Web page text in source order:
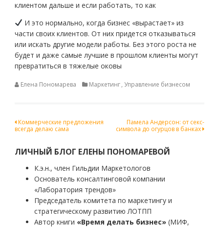
клиентом дальше и если работать, то как
И это нормально, когда бизнес «вырастает» из
части своих клиентов. От них придется отказываться
или искать другие модели работы. Без этого роста не
будет и даже самые лучшие в прошлом клиенты могут
превратиться в тяжелые оковы
Елена Пономарева Маркетинг, Управление бизнесом
Навигация
записям
Коммерческие предложения
всегда делаю сама
Памела Андерсон: от секс-
символа до огурцов в банках
ЛИЧНЫЙ БЛОГ ЕЛЕНЫ ПОНОМАРЕВОЙ
К.э.н., член Гильдии Маркетологов
Основатель консалтинговой компании
«Лаборатория трендов»
Председатель комитета по маркетингу и
стратегическому развитию ЛОТПП
Автор книги «Время делать бизнес» (МИФ,